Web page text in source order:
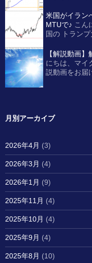
米国がイラン
MTUで♪ こん
国の トラン
【解説動画
にちは、マイ
説動画をお届
月別アーカイブ
2026年4月 (3)
2026年3月 (4)
2026年1月 (9)
2025年11月 (4)
2025年10月 (4)
2025年9月 (4)
2025年8月 (10)